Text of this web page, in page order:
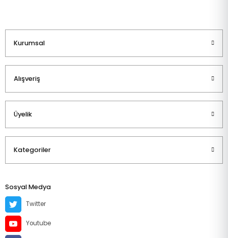
Kurumsal
Alışveriş
Üyelik
Kategoriler
Sosyal Medya
Twitter
Youtube